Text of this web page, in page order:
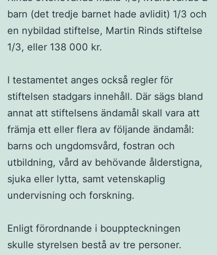
barn (det tredje barnet hade avlidit) 1/3 och
en nybildad stiftelse, Martin Rinds stiftelse
1/3, eller 138 000 kr.
I testamentet anges också regler för
stiftelsen stadgars innehåll. Där sägs bland
annat att stiftelsens ändamål skall vara att
främja ett eller flera av följande ändamål:
barns och ungdomsvård, fostran och
utbildning, vård av behövande ålderstigna,
sjuka eller lytta, samt vetenskaplig
undervisning och forskning.
Enligt förordnande i bouppteckningen
skulle styrelsen bestå av tre personer.